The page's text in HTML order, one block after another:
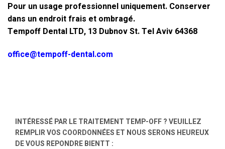
Pour un usage professionnel uniquement. Conserver
dans un endroit frais et ombragé.
Tempoff Dental LTD, 13 Dubnov St. Tel Aviv 64368
office@tempoff-dental.com
INTÉRESSÉ PAR LE TRAITEMENT TEMP-OFF ? VEUILLEZ
REMPLIR VOS COORDONNÉES ET NOUS SERONS HEUREUX
DE VOUS REPONDRE BIENTT :